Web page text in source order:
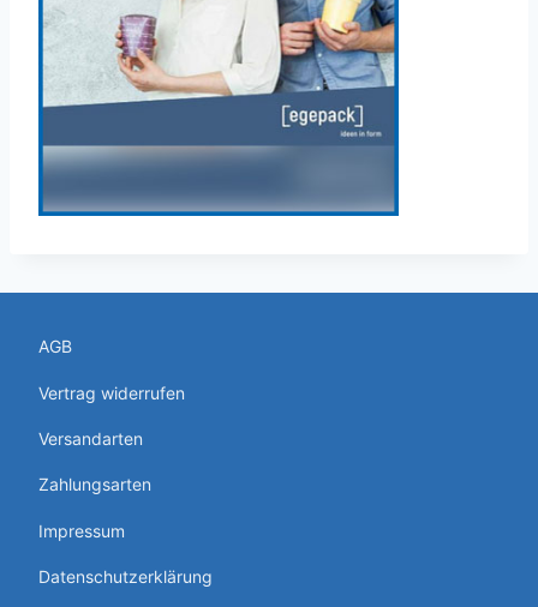
AGB
Vertrag widerrufen
Versandarten
Zahlungsarten
Impressum
Datenschutzerklärung